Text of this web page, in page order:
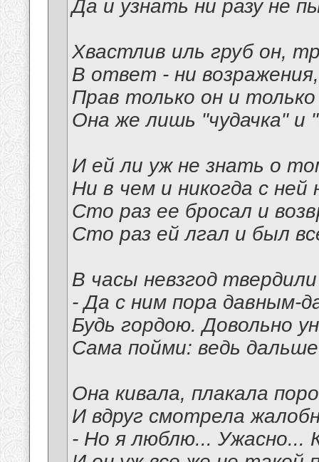
Да и узнать ни разу не
Хвастлив иль груб он,
В ответ - ни возражения,
Прав только он и
Она же лишь "чудачка" и
И ей ли уж не знать о
Ни в чем и никогда с ней
Сто раз ее бросал и
Сто раз ей лгал и был
В часы невзгод твердили
- Да с ним пора давным-
Будь гордою. Довольно
Сама пойми: ведь
Она кивала, плакала
И вдруг смотрела
- Но я люблю... Ужасно...